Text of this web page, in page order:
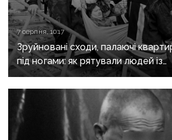
7 серпня, 10:17
Зруйновані сходи, палаючі
під ногами: як рятували людей із
багатоповерхівки в